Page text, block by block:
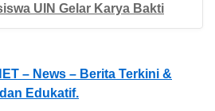
UIN Gelar Karya Bakti
– News – Berita Terkini &
Edukatif.